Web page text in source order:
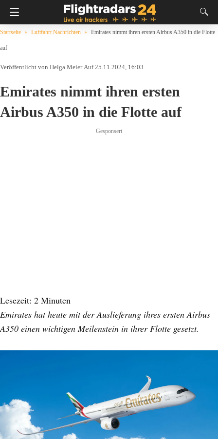
Startseite Luftfahrt Nachrichten Emirates nimmt ihren ersten Airbus A350 in die Flotte
auf
Helga Meier Auf 25.11.2024, 16:03
Emirates nimmt ihren ersten
Airbus A350 in die Flotte auf
Gesponsert
Lesezeit: 2 Minuten
Emirates hat heute mit der Auslieferung ihres ersten Airbus
A350 einen wichtigen Meilenstein in ihrer Flotte gesetzt.